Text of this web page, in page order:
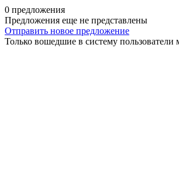
0 предложения
Предложения еще не представлены
Отправить новое предложение
Только вошедшие в систему пользователи